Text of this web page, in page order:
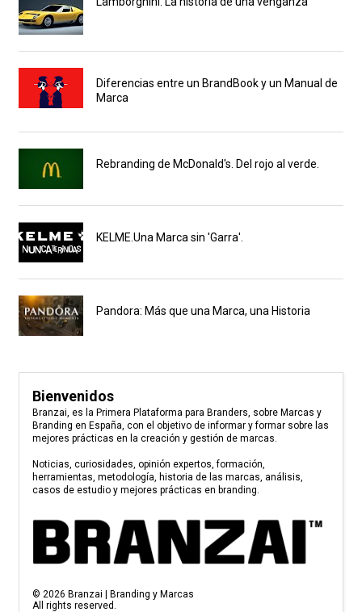
Diferencias entre un BrandBook y un Manual de
Marca
Rebranding de McDonald's. Del rojo al verde.
KELME.Una Marca sin 'Garra'.
Pandora: Más que una Marca, una Historia
Bienvenidos
Branzai, es la Primera Plataforma para Branders, sobre Marcas y
Branding en España, con el objetivo de informar y formar sobre las
mejores prácticas en la creación y gestión de marcas.
Noticias, curiosidades, opinión expertos, formación,
herramientas, metodología, historia de las marcas, análisis,
casos de estudio y mejores prácticas en branding.
© 2026 Branzai | Branding y Marcas
All rights reserved.